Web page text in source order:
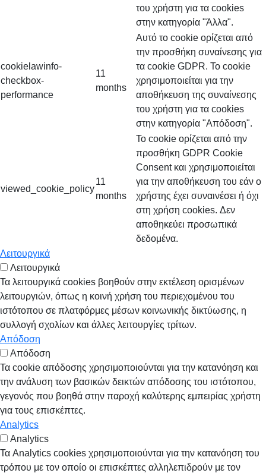
του χρήστη για τα cookies
στην κατηγορία "Άλλα".
cookielawinfo-
checkbox-
performance
11
months
Αυτό το cookie ορίζεται από
την προσθήκη συναίνεσης για
τα cookie GDPR. Το cookie
χρησιμοποιείται για την
αποθήκευση της συναίνεσης
του χρήστη για τα cookies
στην κατηγορία "Απόδοση".
viewed_cookie_policy
11
months
Το cookie ορίζεται από την
προσθήκη GDPR Cookie
Consent και χρησιμοποιείται
για την αποθήκευση του εάν ο
χρήστης έχει συναινέσει ή όχι
στη χρήση cookies. Δεν
αποθηκεύει προσωπικά
δεδομένα.
Λειτουργικά
Λειτουργικά
Τα λειτουργικά cookies βοηθούν στην εκτέλεση ορισμένων
λειτουργιών, όπως η κοινή χρήση του περιεχομένου του
ιστότοπου σε πλατφόρμες μέσων κοινωνικής δικτύωσης, η
συλλογή σχολίων και άλλες λειτουργίες τρίτων.
Απόδοση
Απόδοση
Τα cookie απόδοσης χρησιμοποιούνται για την κατανόηση και
την ανάλυση των βασικών δεικτών απόδοσης του ιστότοπου,
γεγονός που βοηθά στην παροχή καλύτερης εμπειρίας χρήστη
για τους επισκέπτες.
Analytics
Analytics
Τα Analytics cookies χρησιμοποιούνται για την κατανόηση του
τρόπου με τον οποίο οι επισκέπτες αλληλεπιδρούν με τον